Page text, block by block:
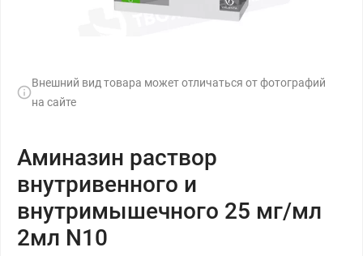
Внешний вид товара может отличаться от фотографий
на сайте
Аминазин раствор
внутривенного и
внутримышечного 25 мг/мл
2мл N10